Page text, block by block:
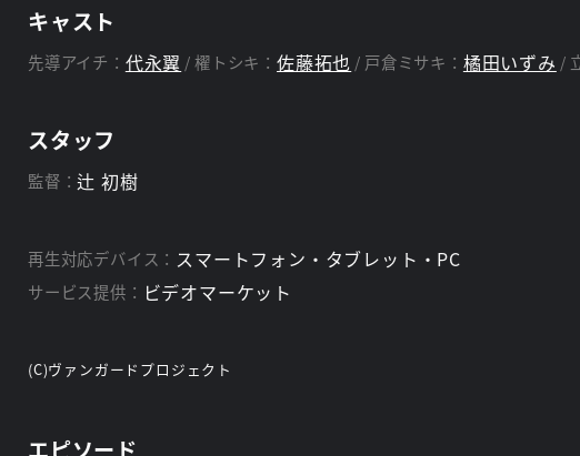
キャスト
先導アイチ： 代永翼 櫂トシキ：佐藤拓也 戸倉ミサキ： 橘田いずみ
スタッフ
監督：辻 初樹
再生対応デバイス： スマートフォン・タブレット・PC
サービス提供： ビデオマーケット
(C)ヴァンガードプロジェクト